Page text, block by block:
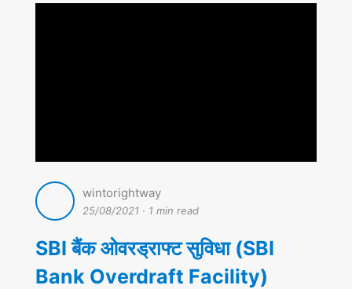
wintorightway
25/08/2021 · 1 min read
SBI बैंक ओवरड्राफ्ट सुविधा (SBI
Bank Overdraft Facility)